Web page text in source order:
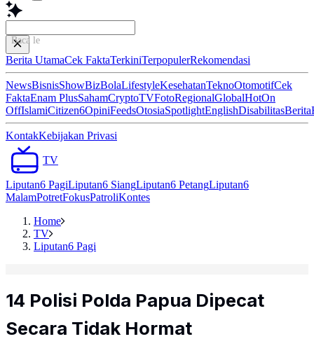
Baca lebih ce
Berita UtamaCek FaktaTerkiniTerpopulerRekomendasi
NewsBisnisShowBizBolaLifestyleKesehatanTeknoOtomotifCek
FaktaEnam PlusSahamCryptoTVFotoRegionalGlobalHotOn
OffIslamiCitizen6OpiniFeedsOtosiaSpotlightEnglishDisabilitasBerita
KontakKebijakan Privasi
TV
Liputan6 PagiLiputan6 SiangLiputan6 PetangLiputan6
MalamPotretFokusPatroliKontes
Home
TV
Liputan6 Pagi
14 Polisi Polda Papua Dipecat
Secara Tidak Hormat